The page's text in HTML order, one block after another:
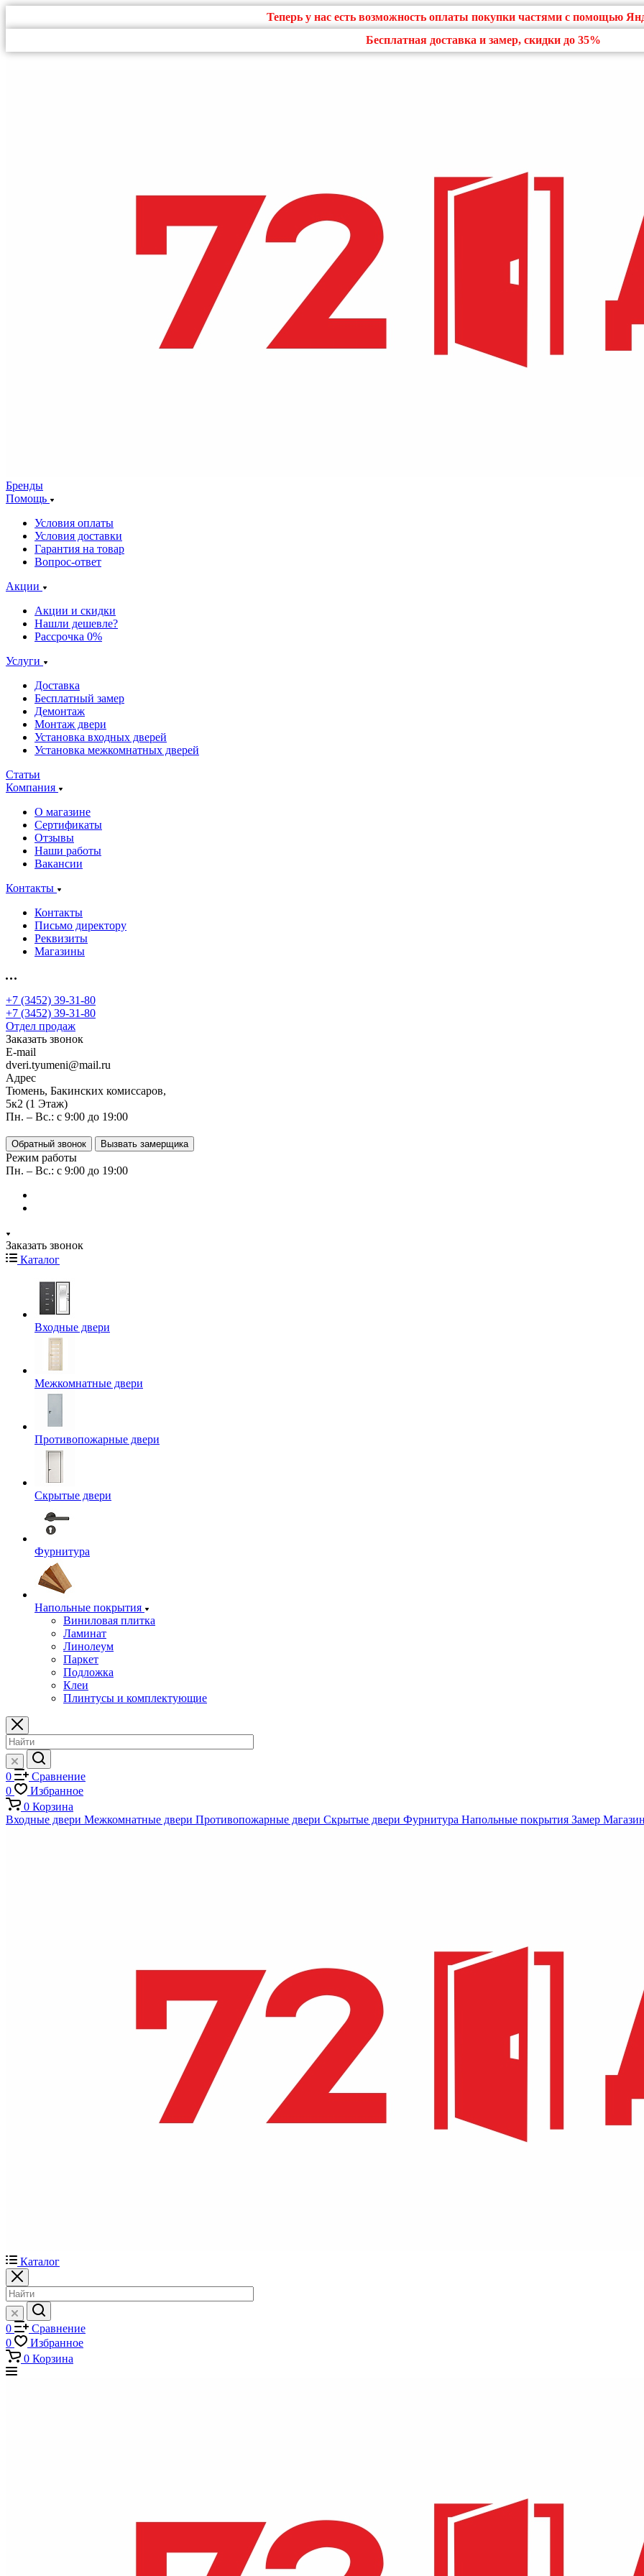
Теперь у нас есть возможность оплаты покупки частями с помощью
Бесплатная доставка и замер, скидки до 35%
Бренды
Помощь
Условия оплаты
Условия доставки
Гарантия на товар
Вопрос-ответ
Акции
Акции и скидки
Нашли дешевле?
Рассрочка 0%
Услуги
Доставка
Бесплатный замер
Демонтаж
Монтаж двери
Установка входных дверей
Установка межкомнатных дверей
Статьи
Компания
О магазине
Сертификаты
Отзывы
Наши работы
Вакансии
Контакты
Контакты
Письмо директору
Реквизиты
Магазины
+7 (3452) 39-31-80
+7 (3452) 39-31-80
Отдел продаж
Заказать звонок
E-mail
dveri.tyumeni@mail.ru
Адрес
Тюмень, Бакинских комиссаров,
5к2 (1 Этаж)
Пн. – Вс.: с 9:00 до 19:00
Обратный звонок Вызвать замерщика
Режим работы
Пн. – Вс.: с 9:00 до 19:00
Заказать звонок
Каталог
Входные двери
Межкомнатные двери
Противопожарные двери
Скрытые двери
Фурнитура
Напольные покрытия
Виниловая плитка
Ламинат
Линолеум
Паркет
Подложка
Клеи
Плинтусы и комплектующие
0
Сравнение
0
Избранное
0 Корзина
Входные двери Межкомнатные двери Противопожарные двери Скрытые двери Фурнитура Напольные покрытия Замер
Каталог
0
Сравнение
0
Избранное
0 Корзина